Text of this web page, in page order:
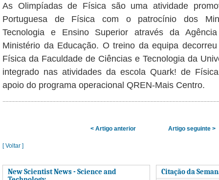
As Olimpíadas de Física são uma atividade
Portuguesa de Física com o patrocínio dos
Tecnologia e Ensino Superior através da
Ministério da Educação. O treino da equipa
Física da Faculdade de Ciências e Tecnologia da
integrado nas atividades da escola Quark! de
apoio do programa operacional QREN-Mais Centro.
< Artigo anterior Artigo seguinte >
[ Voltar ]
New Scientist News - Science and
Citação da